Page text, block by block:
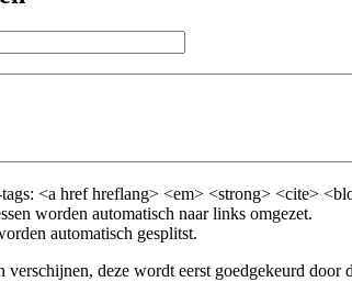
<a href hreflang> <em> <strong> <cite>
worden automatisch naar links omgezet.
automatisch gesplitst.
verschijnen, deze wordt eerst goedgekeurd door